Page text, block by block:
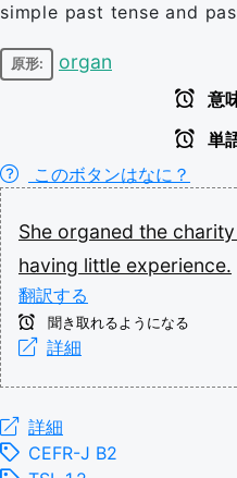
simple past tense and
原形: organ
意
単
このボタンはなに？
She organed the charity
having little experience.
翻訳する
聞き取れるようになる
詳細
詳細
CEFR-J B2